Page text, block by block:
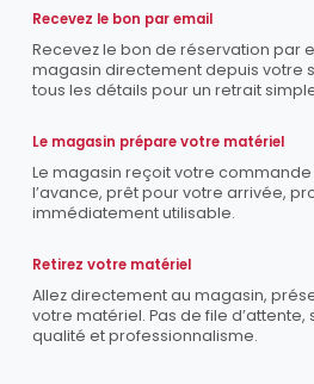
Recevez le bon par email
Recevez le bon de réservation par
magasin directement depuis votre
tous les détails pour un retrait
Le magasin prépare votre matériel
Le magasin reçoit votre
l’avance, prêt pour votre arrivée,
immédiatement utilisable.
Retirez votre matériel
Allez directement au magasin,
votre matériel. Pas de file
qualité et professionnalisme.